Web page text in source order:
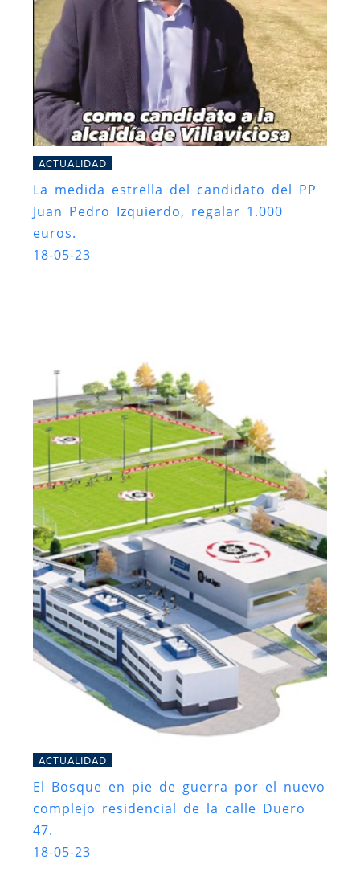
ACTUALIDAD
La medida estrella del candidato del PP
Juan Pedro Izquierdo, regalar 1.000
euros.
18-05-23
ACTUALIDAD
El Bosque en pie de guerra por el nuevo
complejo residencial de la calle Duero
47.
18-05-23